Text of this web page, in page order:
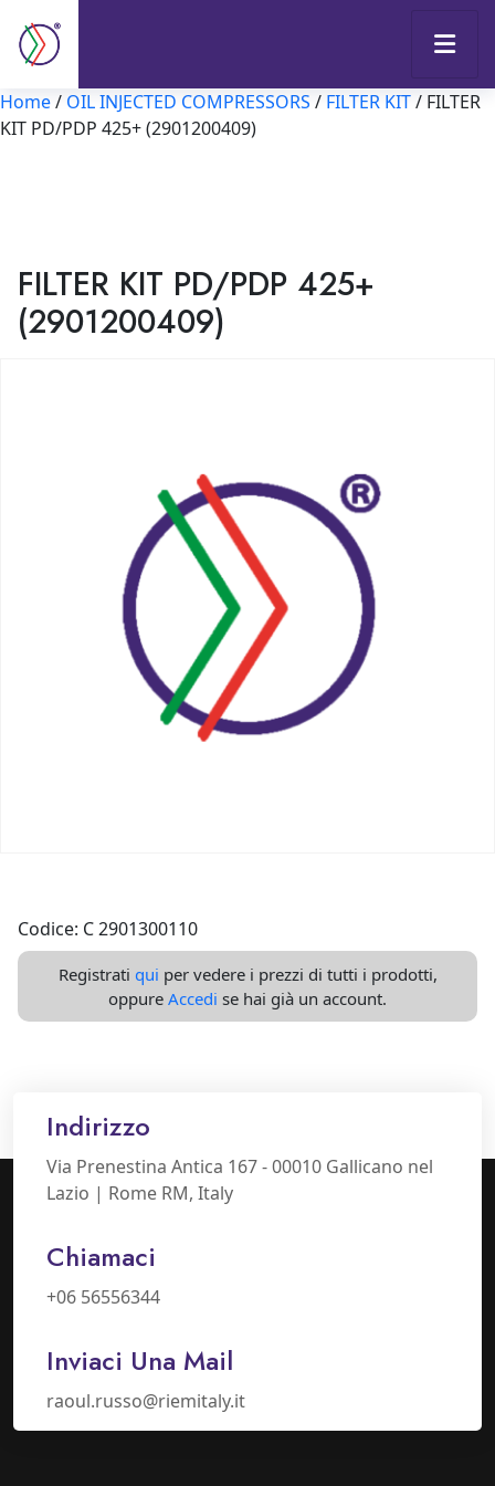
Home/ OIL INJECTED COMPRESSORS / FILTER KIT/ FILTER
KIT PD/PDP 425+ (2901200409)
FILTER KIT PD/PDP 425+
(2901200409)
Codice: C 2901300110
Registrati qui per vedere i prezzi di tutti i prodotti,
oppure Accedi se hai già un account.
Indirizzo
Via Prenestina Antica 167 - 00010 Gallicano nel
Lazio | Rome RM, Italy
Chiamaci
+06 56556344
Inviaci Una Mail
raoul.russo@riemitaly.it